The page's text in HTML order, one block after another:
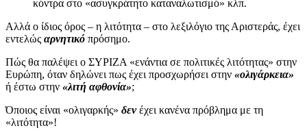
κόντρα στο «ασυγκράτητο καταναλωτισμό» κλπ.
Αλλά ο ίδιος όρος – η λιτότητα – στο λεξιλόγιο της Αριστεράς, έχει
εντελώς αρνητικό πρόσημο.
Πώς θα παλέψει ο ΣΥΡΙΖΑ «ενάντια σε πολιτικές λιτότητας» στην
Ευρώπη, όταν δηλώνει πως έχει προσχωρήσει στην «ολιγάρκεια»
ή έστω στην «λιτή αφθονία»;
Όποιος είναι «ολιγαρκής» δενέχει κανένα πρόβλημα με τη
«λιτότητα»!